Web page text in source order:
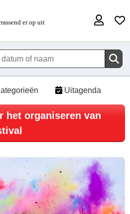
Uitagenda
het organiseren van